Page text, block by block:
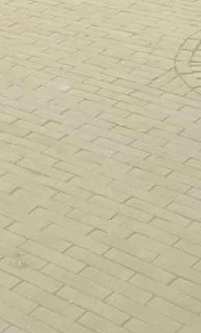
VACUÜMINSTALLATIES
& KRANEN